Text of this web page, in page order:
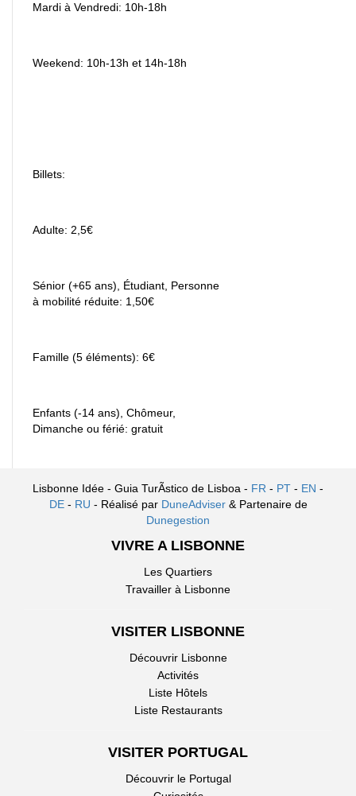
Mardi à Vendredi: 10h-18h
Weekend: 10h-13h et 14h-18h
Billets:
Adulte: 2,5€
Sénior (+65 ans), Étudiant, Personne
à mobilité réduite: 1,50€
Famille (5 éléments): 6€
Enfants (-14 ans), Chômeur,
Dimanche ou férié: gratuit
Lisbonne Idée - Guia TurÃ­stico de Lisboa - FR - PT - EN -
DE- RU - Réalisé par DuneAdviser & Partenaire de
Dunegestion
VIVRE A LISBONNE
Les Quartiers
Travailler à Lisbonne
VISITER LISBONNE
Découvrir Lisbonne
Activités
Liste Hôtels
Liste Restaurants
VISITER PORTUGAL
Découvrir le Portugal